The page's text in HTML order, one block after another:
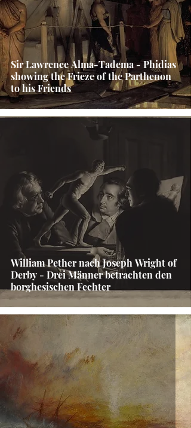
Sir Lawrence Alma-Tadema - Phidias
showing the Frieze of the Parthenon
to his Friends
William Pether nach Joseph Wright of
Derby - Drei Männer betrachten den
borghesischen Fechter